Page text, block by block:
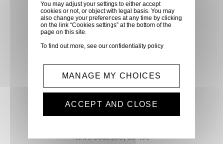
nous un mail aujourd'hui pour
bénéficier de conseils
techniques spécialisés et
recevoir un devis personnalisé,
notre boutique, où nos
You may adjust your settings to either accept
cookies or not, or object with legal basis. You may
also change your preferences at any time by clicking
on the link “Cookies settings” at the bottom of the
page on this site.
To find out more, see ourconfidentiality policy
MANAGE MY CHOICES
ACCEPT AND CLOSE